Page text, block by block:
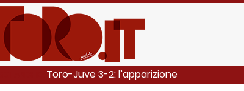
Toro-Juve 3-2: l’apparizione